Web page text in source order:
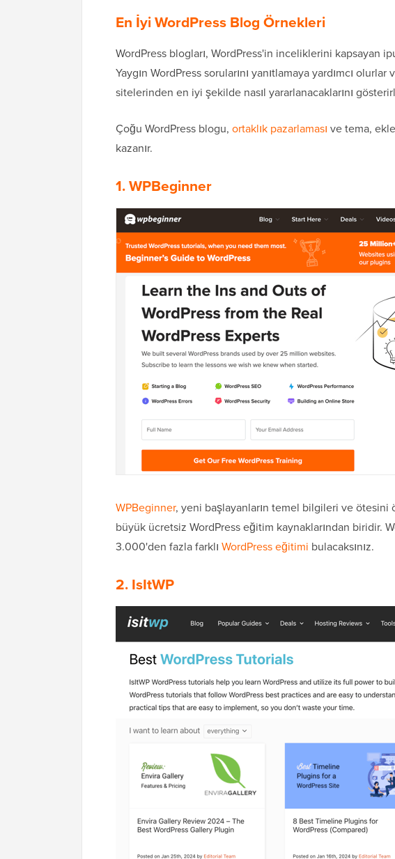
En İyi WordPress Blog Örnekleri
WordPress blogları, WordPress'in inceliklerini kapsayan
Yaygın WordPress sorularını yanıtlamaya yardımcı
sitelerinden en iyi şekilde nasıl yararlanacaklarını
Çoğu WordPress blogu, ortaklık pazarlaması ve tema,
kazanır.
1. WPBeginner
WPBeginner, yeni başlayanların temel bilgileri ve ötesini
büyük ücretsiz WordPress eğitim kaynaklarından biridir.
3.000'den fazla farklı WordPress eğitimi bulacaksınız.
2. IsItWP